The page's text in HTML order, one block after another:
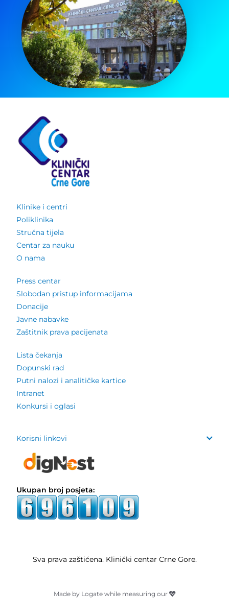
Klinike i centri
Poliklinika
Stručna tijela
Centar za nauku
O nama
Press centar
Slobodan pristup informacijama
Donacije
Javne nabavke
Zaštitnik prava pacijenata
Lista čekanja
Dopunski rad
Putni nalozi i analitičke kartice
Intranet
Konkursi i oglasi
Korisni linkovi
Ukupan broj posjeta:
Sva prava zaštićena. Klinički centar Crne Gore.
Made by Logate while measuring our